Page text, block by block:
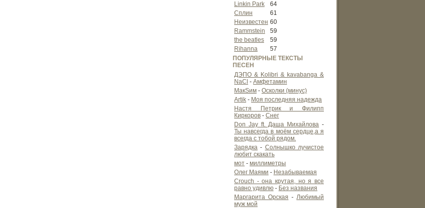
Linkin Park
64
Сплин
61
Неизвестен 60
Rammstein
59
the beatles
59
Rihanna
57
ПОПУЛЯРНЫЕ ТЕКСТЫ
ПЕСЕН
ДЭПО & Kolibri & kavabanga &
NaCl - Амфетамин
МакSим - Осколки (минус)
Artik - Моя последняя надежда
Настя Петрик и Филипп
Киркоров - Снег
Don Jay ft. Даша Михайлова -
Ты навсегда в моём сердце,а я
всегда с тобой рядом.
Зарядка - Солнышко лучистое
любит скакать
мот - миллиметры
Олег Маями - Незабываемая
Crouch - она крутая, но я все
равно удивлю - Без названия
Маргарита Орская - Любимый
муж мой